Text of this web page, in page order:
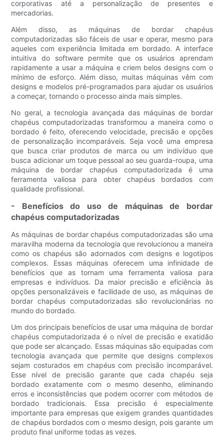
corporativas até a personalização de presentes e
mercadorias.
Além disso, as máquinas de bordar chapéus
computadorizadas são fáceis de usar e operar, mesmo para
aqueles com experiência limitada em bordado. A interface
intuitiva do software permite que os usuários aprendam
rapidamente a usar a máquina e criem belos designs com o
mínimo de esforço. Além disso, muitas máquinas vêm com
designs e modelos pré-programados para ajudar os usuários
a começar, tornando o processo ainda mais simples.
No geral, a tecnologia avançada das máquinas de bordar
chapéus computadorizadas transformou a maneira como o
bordado é feito, oferecendo velocidade, precisão e opções
de personalização incomparáveis. Seja você uma empresa
que busca criar produtos de marca ou um indivíduo que
busca adicionar um toque pessoal ao seu guarda-roupa, uma
máquina de bordar chapéus computadorizada é uma
ferramenta valiosa para obter chapéus bordados com
qualidade profissional.
- Benefícios do uso de máquinas de bordar
chapéus computadorizadas
As máquinas de bordar chapéus computadorizadas são uma
maravilha moderna da tecnologia que revolucionou a maneira
como os chapéus são adornados com designs e logotipos
complexos. Essas máquinas oferecem uma infinidade de
benefícios que as tornam uma ferramenta valiosa para
empresas e indivíduos. Da maior precisão e eficiência às
opções personalizáveis e facilidade de uso, as máquinas de
bordar chapéus computadorizadas são revolucionárias no
mundo do bordado.
Um dos principais benefícios de usar uma máquina de bordar
chapéus computadorizada é o nível de precisão e exatidão
que pode ser alcançado. Essas máquinas são equipadas com
tecnologia avançada que permite que designs complexos
sejam costurados em chapéus com precisão incomparável.
Esse nível de precisão garante que cada chapéu seja
bordado exatamente com o mesmo desenho, eliminando
erros e inconsistências que podem ocorrer com métodos de
bordado tradicionais. Essa precisão é especialmente
importante para empresas que exigem grandes quantidades
de chapéus bordados com o mesmo design, pois garante um
produto final uniforme todas as vezes.